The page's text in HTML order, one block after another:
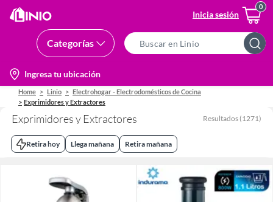
Inicia sesión
Categorías
Bar
location-
icon
Ingresa tu ubicación
Home Linio
Electrohogar - Electrodomésticos de Cocina
Exprimidores y Extractores
Exprimidores y Extractores Resultados (1271)
Retira hoy Llega mañana Retira mañana